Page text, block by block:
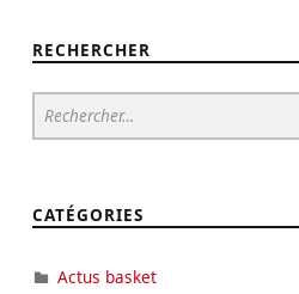
RECHERCHER
Rechercher :
CATÉGORIES
Actus basket